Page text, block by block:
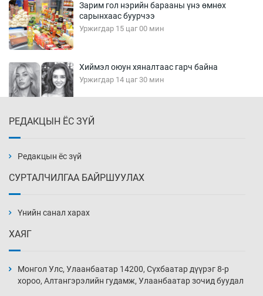
Зарим гол нэрийн барааны үнэ өмнөх
сарынхаас буурчээ
Уржигдар 15 цаг 00 мин
Хиймэл оюун хяналтаас гарч байна
Уржигдар 14 цаг 30 мин
Уржигдар 14 цаг 00 мин
нэмэгджээ
Уржигдар 13 цаг 30 мин
РЕДАКЦЫН ЁС ЗҮЙ
Редакцын ёс зүй
СУРТАЛЧИЛГАА БАЙРШУУЛАХ
Үнийн санал харах
ХАЯГ
Монгол Улс, Улаанбаатар 14200, Сүхбаатар дүүрэг 8-р
хороо, Алтангэрэлийн гудамж, Улаанбаатар зочид буудал